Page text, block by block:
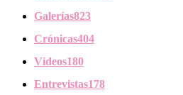
Galerías823
Crónicas404
Vídeos180
Entrevistas178